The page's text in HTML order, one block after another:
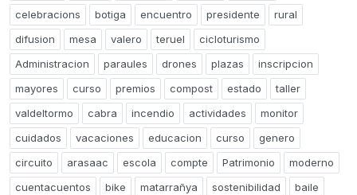
celebracions
botiga encuentro presidente
rural
difusion
mesa valero teruel
cicloturismo
Administracion
paraules drones plazas
inscripcion
mayores
curso premios compost estado
taller
valdeltormo
cabra incendio actividades
monitor
cuidados
vacaciones educacion curso
genero
circuito
arasaac escola compte Patrimonio
moderno
cuentacuentos
bike matarrañya sostenibilidad
baile